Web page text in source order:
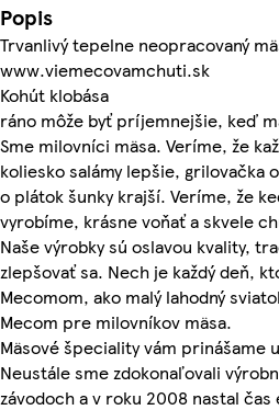
Popis
Trvanlivý tepelne neopracovaný
www.viemecovamchuti.sk
Kohút klobása
ráno môže byť príjemnejšie, keď
Sme milovníci mäsa. Veríme, že
koliesko salámy lepšie, grilovačka
o plátok šunky krajší. Veríme, že
vyrobíme, krásne voňať a skvele
Naše výrobky sú oslavou kvality,
zlepšovať sa. Nech je každý deň,
Mecomom, ako malý lahodný
Mecom pre milovníkov mäsa.
Mäsové špeciality vám prinášame
Neustále sme zdokonaľovali
závodoch a v roku 2008 nastal